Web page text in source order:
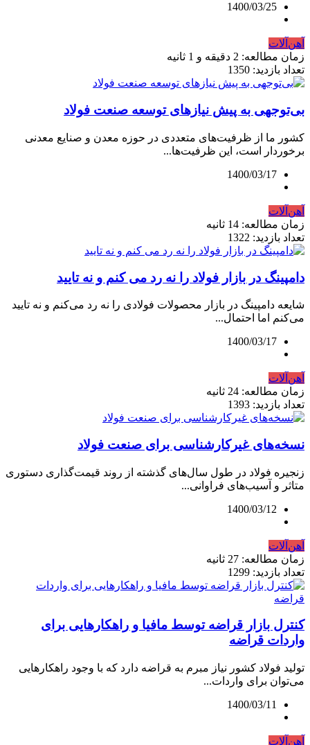
1400/03/25
آهن‌آلات
زمان مطالعه: 2 دقیقه و 1 ثانیه
تعداد بازدید: 1350
بی‌توجهی به پیش‌ نیازهای توسعه صنعت فولاد
کشور ما از ظرفیت‌های متعددی در حوزه معدن و صنایع معدنی
برخوردار است، این ظرفیت‌ها...
1400/03/17
آهن‌آلات
زمان مطالعه: 14 ثانیه
تعداد بازدید: 1322
دامپینگ در بازار فولاد را نه رد می کنم و نه تایید
شایعه دامپینگ در بازار محصولات فولادی را نه رد می‌کنم و نه تایید
می‌کنم اما احتمال...
1400/03/17
آهن‌آلات
زمان مطالعه: 24 ثانیه
تعداد بازدید: 1393
نسخه‌های غیرکارشناسی برای صنعت فولاد
زنجیره فولاد در طول سال‌های گذشته از روند قیمت‌گذاری دستوری
متاثر و آسیب‌های فراوانی...
1400/03/12
آهن‌آلات
زمان مطالعه: 27 ثانیه
تعداد بازدید: 1299
کنترل بازار قراضه توسط مافیا و راهکارهایی برای
واردات قراضه
تولید فولاد کشور نیاز مبرم به قراضه دارد که با وجود راهکارهایی
می‌توان برای واردات...
1400/03/11
آهن‌آلات